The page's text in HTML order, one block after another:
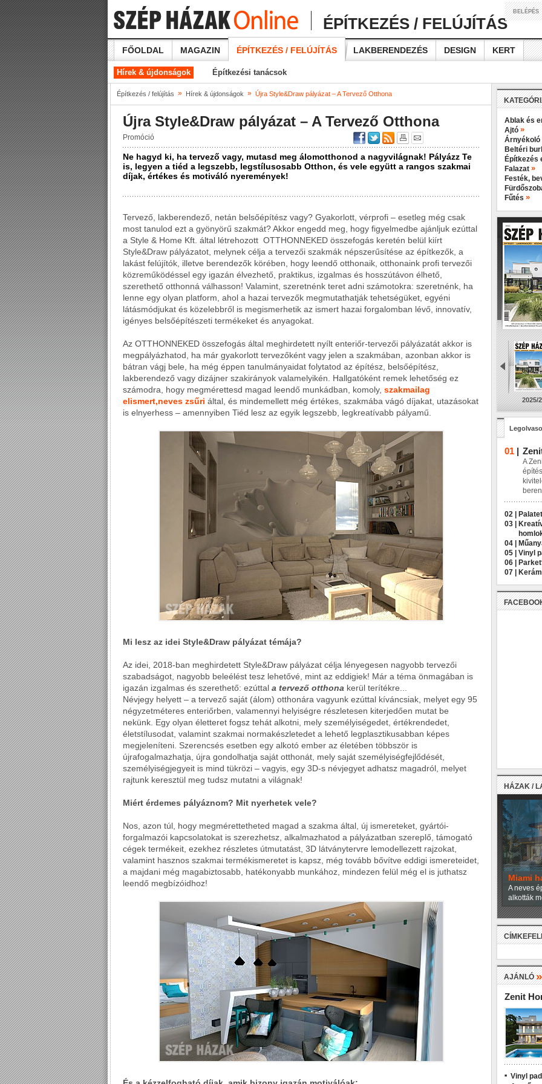
ÉPÍTKEZÉS / FELÚJÍTÁS
BELÉPÉS
FŐOLDAL MAGAZIN ÉPÍTKEZÉS / FELÚJÍTÁS LAKBERENDEZÉS DESIGN KERT
Hírek & újdonságok Építkezési tanácsok
Építkezés / felújítás » Hírek & újdonságok » Újra Style&Draw pályázat – A Tervező Otthona
Újra Style&Draw pályázat – A Tervező Otthona
Promóció
Ne hagyd ki, ha tervező vagy, mutasd meg álomotthonod a nagyvilágnak! Pályázz Te
is, legyen a tiéd a legszebb, legstílusosabb Otthon, és vele együtt a rangos szakmai
díjak, értékes és motiváló nyeremények!
Tervező, lakberendező, netán belsőépítész vagy? Gyakorlott, vérprofi – esetleg még csak
most tanulod ezt a gyönyörű szakmát? Akkor engedd meg, hogy figyelmedbe ajánljuk ezúttal
a Style & Home Kft. által létrehozott OTTHONNEKED összefogás keretén belül kiírt
Style&Draw pályázatot, melynek célja a tervezői szakmák népszerűsítése az építkezők, a
lakást felújítók, illetve berendezők körében, hogy leendő otthonaik, otthonaink profi tervezői
közreműködéssel egy igazán élvezhető, praktikus, izgalmas és hosszútávon élhető,
szerethető otthonná válhasson! Valamint, szeretnénk teret adni számotokra: szeretnénk, ha
lenne egy olyan platform, ahol a hazai tervezők megmutathatják tehetségüket, egyéni
látásmódjukat és közelebbről is megismerhetik az ismert hazai forgalomban lévő, innovatív,
igényes belsőépítészeti termékeket és anyagokat.
Az OTTHONNEKED összefogás által meghirdetett nyílt enteriőr-tervezői pályázatát akkor is
megpályázhatod, ha már gyakorlott tervezőként vagy jelen a szakmában, azonban akkor is
bátran vágj bele, ha még éppen tanulmányaidat folytatod az építész, belsőépítész,
lakberendező vagy dizájner szakirányok valamelyikén. Hallgatóként remek lehetőség ez
számodra, hogy megmérettesd magad leendő munkádban, komoly, szakmailag
elismert,neves zsűri által, és mindemellett még értékes, szakmába vágó díjakat, utazásokat
is elnyerhess – amennyiben Tiéd lesz az egyik legszebb, legkreatívabb pályamű.
Mi lesz az idei Style&Draw pályázat témája?
Az idei, 2018-ban meghirdetett Style&Draw pályázat célja lényegesen nagyobb tervezői
szabadságot, nagyobb beleélést tesz lehetővé, mint az eddigiek! Már a téma önmagában is
igazán izgalmas és szerethető: ezúttal a tervező otthona kerül terítékre...
Névjegy helyett – a tervező saját (álom) otthonára vagyunk ezúttal kíváncsiak, melyet egy 95
négyzetméteres enteriőrben, valamennyi helyiségre részletesen kiterjedően mutat be
nekünk. Egy olyan életteret fogsz tehát alkotni, mely személyiségedet, értékrendedet,
életstílusodat, valamint szakmai normakészletedet a lehető legplasztikusabban képes
megjeleníteni. Szerencsés esetben egy alkotó ember az életében többször is
újrafogalmazhatja, újra gondolhatja saját otthonát, mely saját személyiségfejlődését,
személyiségjegyeit is mind tükrözi – vagyis, egy 3D-s névjegyet adhatsz magadról, melyet
rajtunk keresztül meg tudsz mutatni a világnak!
Miért érdemes pályáznom? Mit nyerhetek vele?
Nos, azon túl, hogy megmérettetheted magad a szakma által, új ismereteket, gyártói-
forgalmazói kapcsolatokat is szerezhetsz, alkalmazhatod a pályázatban szereplő, támogató
cégek termékeit, ezekhez részletes útmutatást, 3D látványtervre lemodellezett rajzokat,
valamint hasznos szakmai termékismeretet is kapsz, még tovább bővítve eddigi ismereteidet,
a majdani még magabiztosabb, hatékonyabb munkához, mindezen felül még el is juthatsz
leendő megbízóidhoz!
Ablak és
Ajtó »
Árnyékoló
Beltéri
Építkezés
Falazat »
Festék,
Fűtés »
2025/
01 |
A
02 |
03 |
04 |
05 |
Vinyl
06 |
07 |
HÁZAK /
Miami
A neves
alkották
AJÁNLÓ»
Zenit
Vinyl